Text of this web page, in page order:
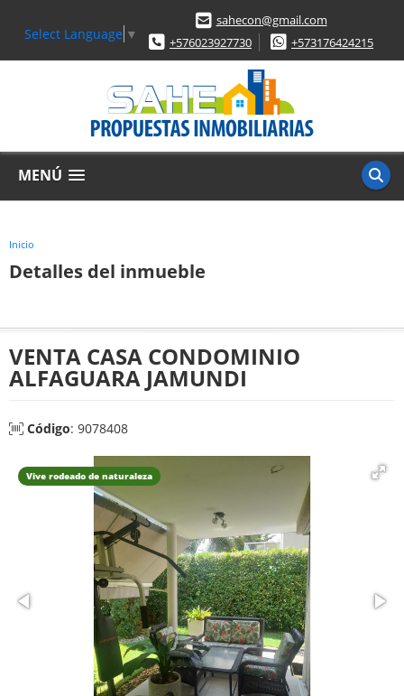
Select Language ▼
sahecon@gmail.com
+576023927730
+573176424215
MENÚ
Inicio
Detalles del inmueble
VENTA CASA CONDOMINIO
ALFAGUARA JAMUNDI
Código: 9078408
Vive rodeado de naturaleza